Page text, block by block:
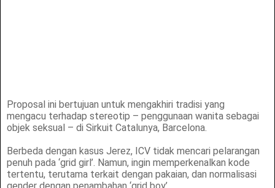
Proposal ini bertujuan untuk mengakhiri tradisi yang
mengacu terhadap stereotip – penggunaan wanita sebagai
objek seksual – di Sirkuit Catalunya, Barcelona.
Berbeda dengan kasus Jerez, ICV tidak mencari pelarangan
penuh pada ‘grid girl’. Namun, ingin memperkenalkan kode
tertentu, terutama terkait dengan pakaian, dan normalisasi